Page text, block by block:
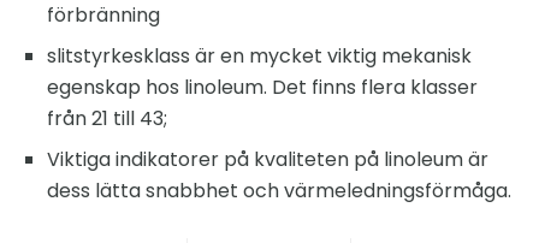
förbränning
slitstyrkesklass är en mycket viktig mekanisk
egenskap hos linoleum. Det finns flera klasser
från 21 till 43;
Viktiga indikatorer på kvaliteten på linoleum är
dess lätta snabbhet och värmeledningsförmåga.